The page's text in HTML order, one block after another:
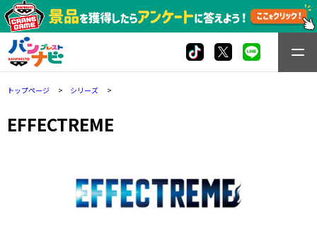
トップページ シリーズ
EFFECTREME